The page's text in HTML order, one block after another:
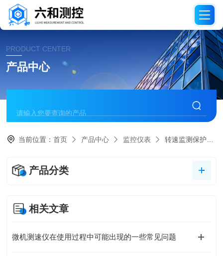
PRODUCT CENTER
产品中心
当前位置：首页 产品中心 监控仪表 转速监测保护仪表
产品分类
相关文章
微机测速仪在使用过程中可能出现的一些常见问题